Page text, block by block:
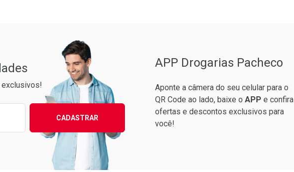
receber as melhores ofertas:
CADASTRAR
APP Drogarias Pacheco
Aponte a câmera do seu celular para o
QR Code ao lado, baixe o APP e confira
ofertas e descontos exclusivos para
você!